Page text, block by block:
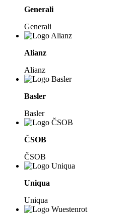
Generali
Generali
Alianz
Alianz
Basler
Basler
ČSOB
ČSOB
Uniqua
Uniqua